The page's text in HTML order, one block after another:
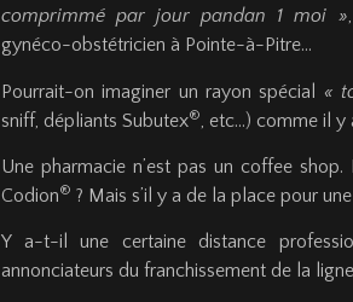
comprimmé par jour pandan 1 moi »
gynéco-obstétricien à Pointe-à-Pitre…
Pourrait-on imaginer un rayon spécial «
sniff, dépliants Subutex®, etc…) comme il y
Une pharmacie n’est pas un coffee
Codion® ? Mais s’il y a de la place pour
Y a-t-il une certaine distance
annonciateurs du franchissement de la